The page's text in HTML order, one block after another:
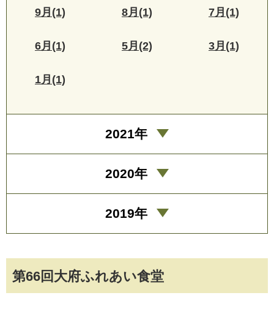
第66回大府ふれあい食堂
9月(1) 8月(1) 7月(1)
6月(1) 5月(2) 3月(1)
1月(1)
2021年
2020年
2019年